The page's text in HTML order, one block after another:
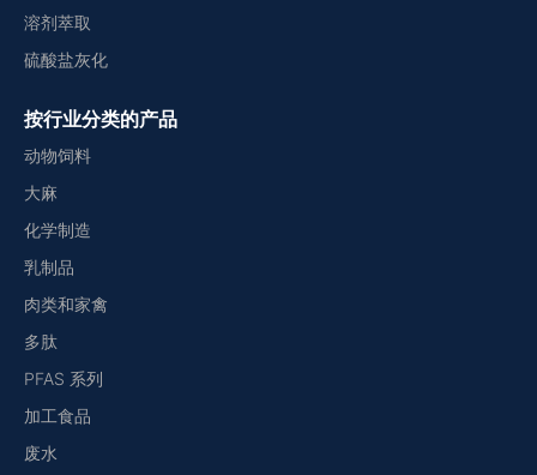
溶剂萃取
硫酸盐灰化
按行业分类的产品
动物饲料
大麻
化学制造
乳制品
肉类和家禽
多肽
PFAS 系列
加工食品
废水